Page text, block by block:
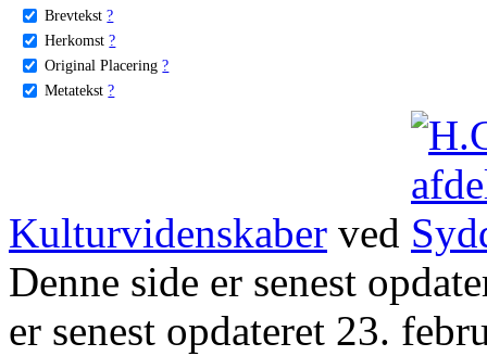
Brevtekst ?
Herkomst ?
Original Placering ?
Metatekst ?
Kulturvidenskaber ved
Denne side er senest
er senest opdateret 23.